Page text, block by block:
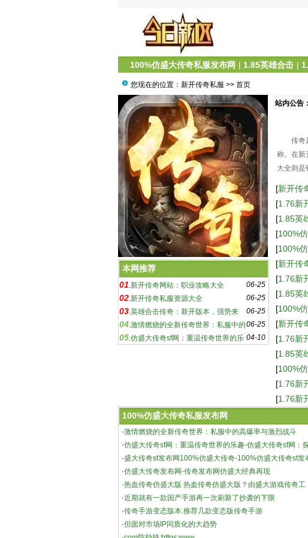
100%仿盛大传奇私服发布网 | 1.85英雄合击 |
您现在的位置： 新开传奇私服 >> 首页
新开传奇网站：职业攻略大全
新开传奇私服资源大全
本网推荐
06-25
01.新开传奇网站：职业攻略大全
06-25
02.新开传奇私服资源大全
06-25
03.英雄合击传奇：新开版本，强势来
袭！
06-25
04.激情燃烧的全新传奇世界：私服中的
高爆率与激烈战斗
04-10
05.仿盛大传奇sf网：重温传奇世界的乐
站内公告：
传奇是
称。在新
大全则
[新开传
[1.76新
[1.85英
[100%
爆率与
[100%
仿盛大
[新开传
戏玩家
[1.76新
本，传
[1.85英
《1.85
[100%
0%仿盛
[新开传
新开传
[1.76新
重温热
[1.85英
[100%
典再现
[1.76新
1.76新
[1.76新
0传奇
100%仿盛大传奇私服发布网
·激情燃烧的全新传奇世界：私服中的高爆率与激烈战斗
·仿盛大传奇sf网：重温传奇世界的乐趣-仿盛大传奇sf网：
索未知的游戏世界
·盛大传奇sf发布网100%仿盛大传奇-100%仿盛大传奇sf发
网，重温经典传奇
·仿盛大传奇发布网-传奇发布网仿盛大经典再现
·热血传奇仿盛大版 热血传奇仿盛大版？由盛大游戏传奇工
作室研发、腾讯代
·近期就有一款国产手游再一次刷新了抄袭的下限
·传奇手游变态版本.推荐几款变态版传奇手游
·但面对市场IP同质化的大趋势